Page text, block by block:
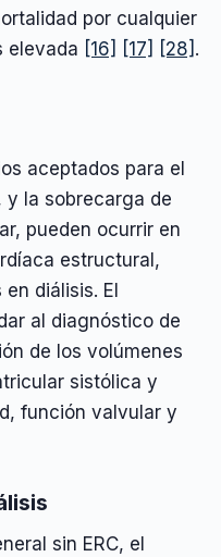
por cualquier
elevada [16] [17] [28] .
aceptados para el
y la sobrecarga de
pueden ocurrir en
estructural,
diálisis. El
al diagnóstico de
de los volúmenes
sistólica y
función valvular y
sin ERC, el